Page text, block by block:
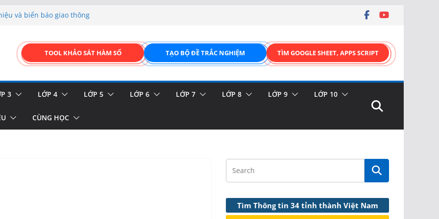
và biển báo giao thông
của thực vật
DIỆN ĐỈNH CAO &
TOOL KHẢO SÁT HÀM SỐ TẠO BỘ ĐỀ TRẮC NGHIỆM TÌM GOOGLE SHEET, APPS SCRIPT
3 LỚP 4 LỚP 5 LỚP 6 LỚP 7 LỚP 8 LỚP 9 LỚP 10
CÙNG HỌC
Tìm Thông tin 34 tỉnh thành Việt Nam